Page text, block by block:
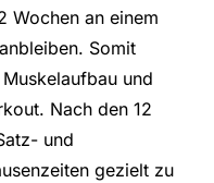
Wochen an einem
Somit
und
Nach den 12
und
gezielt zu